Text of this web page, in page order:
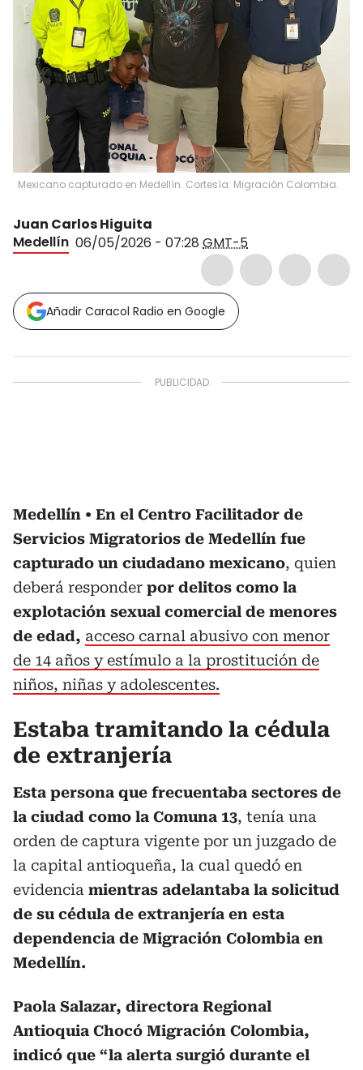
Mexicano capturado en Medellín. Cortesía: Migración Colombia.
Juan Carlos Higuita
Medellín 06/05/2026 - 07:28 GMT-5
Añadir Caracol Radio en Google
Medellín
En el Centro Facilitador de
Servicios Migratorios de Medellín fue
capturado un ciudadano mexicano, quien
deberá responder por delitos como la
explotación sexual comercial de menores
de edad, acceso carnal abusivo con menor
de 14 años y estímulo a la prostitución de
niños, niñas y adolescentes.
Estaba tramitando la cédula
de extranjería
Esta persona que frecuentaba sectores de
la ciudad como la Comuna 13, tenía una
orden de captura vigente por un juzgado de
la capital antioqueña, la cual quedó en
evidencia mientras adelantaba la solicitud
de su cédula de extranjería en esta
dependencia de Migración Colombia en
Medellín.
Paola Salazar, directora Regional
Antioquia Chocó Migración Colombia,
indicó que “la alerta surgió durante el